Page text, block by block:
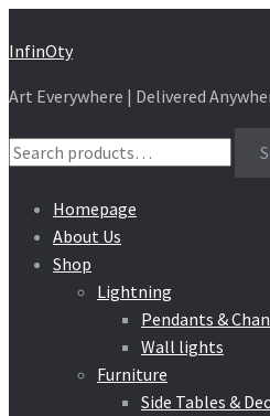
Skip
navigation
Skip
content
InfinOty
Art Everywhere | Delivered
Search
for:
Homepage
About Us
Shop
Lightning
Pendants &
Wall lights
Furniture
Side Tables &